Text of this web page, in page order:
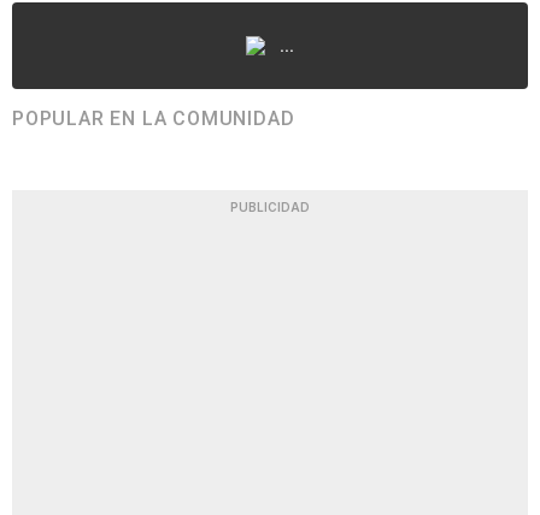
...
POPULAR EN LA COMUNIDAD
PUBLICIDAD